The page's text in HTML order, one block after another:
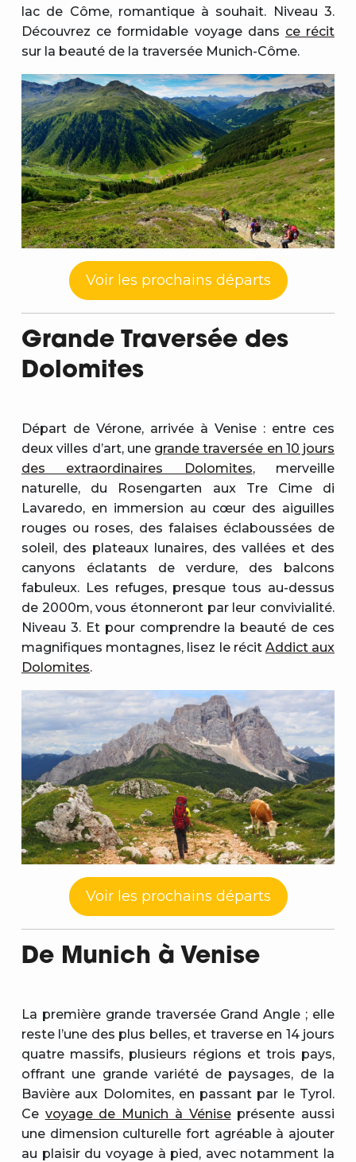
lac de Côme, romantique à souhait. Niveau 3.
Découvrez ce formidable voyage dans ce récit
sur la beauté de la traversée Munich-Côme.
Voir les prochains départs
Grande Traversée des
Dolomites
Départ de Vérone, arrivée à Venise : entre ces
deux villes d’art, une grande traversée en 10 jours
des extraordinaires Dolomites, merveille
naturelle, du Rosengarten aux Tre Cime di
Lavaredo, en immersion au cœur des aiguilles
rouges ou roses, des falaises éclaboussées de
soleil, des plateaux lunaires, des vallées et des
canyons éclatants de verdure, des balcons
fabuleux. Les refuges, presque tous au-dessus
de 2000m, vous étonneront par leur convivialité.
Niveau 3. Et pour comprendre la beauté de ces
magnifiques montagnes, lisez le récit Addict aux
Dolomites.
Voir les prochains départs
De Munich à Venise
La première grande traversée Grand Angle ; elle
reste l’une des plus belles, et traverse en 14 jours
quatre massifs, plusieurs régions et trois pays,
offrant une grande variété de paysages, de la
Bavière aux Dolomites, en passant par le Tyrol.
Ce voyage de Munich à Véniseprésente aussi
une dimension culturelle fort agréable à ajouter
au plaisir du voyage à pied, avec notamment la